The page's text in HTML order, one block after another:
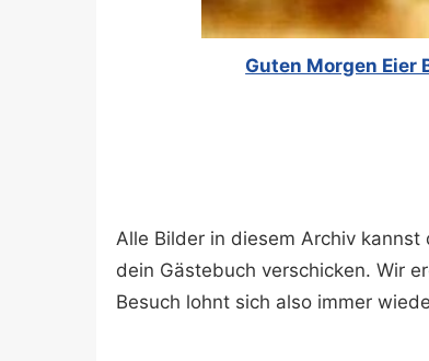
Guten Morgen
Alle Bilder in diesem Archiv
dein Gästebuch verschicken. Wir
Besuch lohnt sich also immer